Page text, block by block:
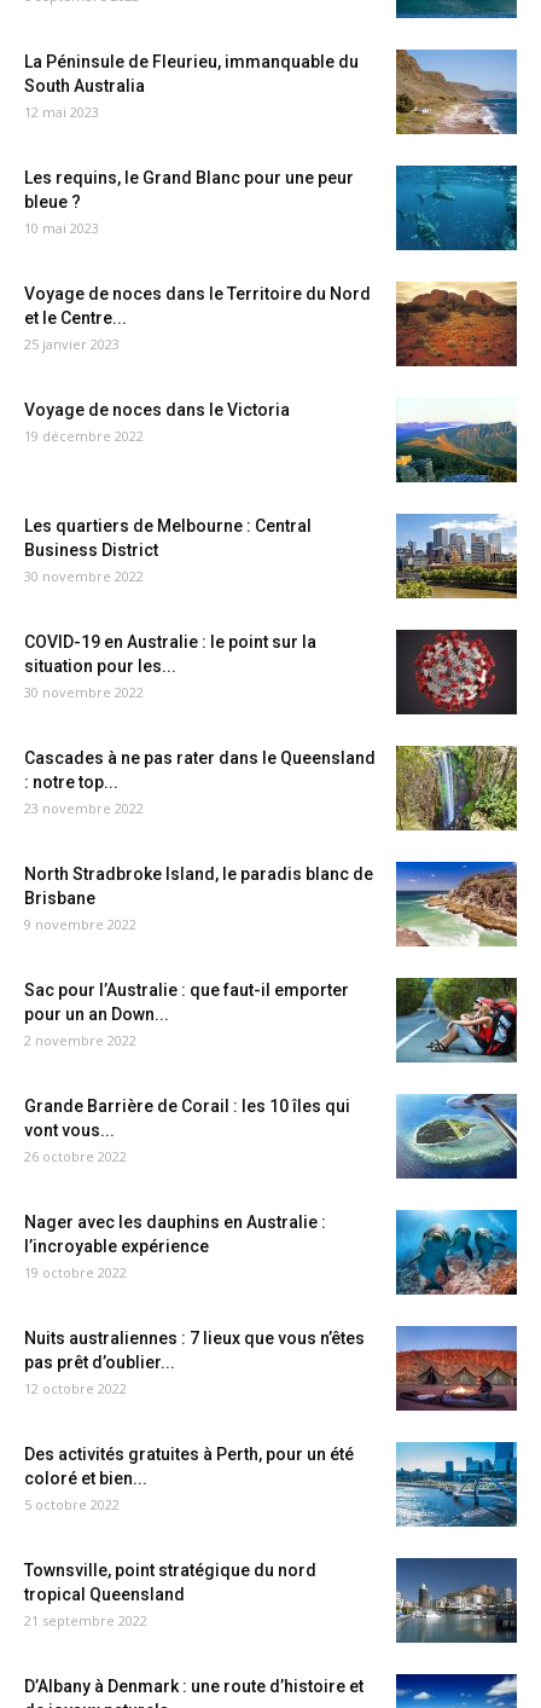
La Péninsule de Fleurieu, immanquable du
South Australia
12 mai 2023
Les requins, le Grand Blanc pour une peur
bleue ?
10 mai 2023
Voyage de noces dans le Territoire du Nord
et le Centre...
25 janvier 2023
Voyage de noces dans le Victoria
19 décembre 2022
Les quartiers de Melbourne : Central
Business District
30 novembre 2022
COVID-19 en Australie : le point sur la
situation pour les...
30 novembre 2022
Cascades à ne pas rater dans le Queensland
: notre top...
23 novembre 2022
North Stradbroke Island, le paradis blanc de
Brisbane
9 novembre 2022
Sac pour l’Australie : que faut-il emporter
pour un an Down...
2 novembre 2022
Grande Barrière de Corail : les 10 îles qui
vont vous...
26 octobre 2022
Nager avec les dauphins en Australie :
l’incroyable expérience
19 octobre 2022
Nuits australiennes : 7 lieux que vous n’êtes
pas prêt d’oublier...
12 octobre 2022
Des activités gratuites à Perth, pour un été
coloré et bien...
5 octobre 2022
Townsville, point stratégique du nord
tropical Queensland
21 septembre 2022
D’Albany à Denmark : une route d’histoire et